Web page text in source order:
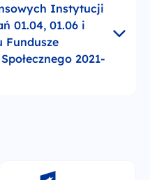
Instytucji
01.04, 01.06 i
Fundusze
2021-